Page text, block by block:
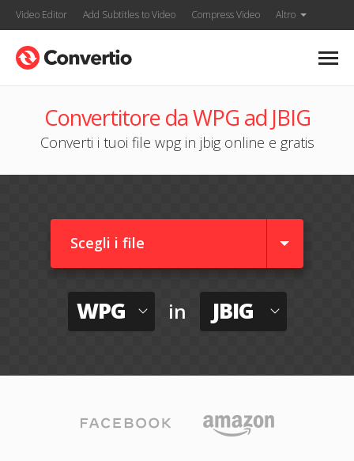
Video Editor Add Subtitles to Video Compress Video Altro
Convertitore da WPG ad JBIG
Converti i tuoi file wpg in jbig online e gratis
Scegli i file
WPG in JBIG